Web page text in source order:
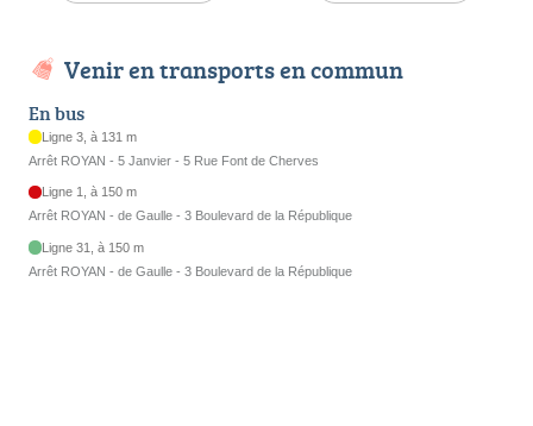
Venir en transports en commun
En bus
Ligne 3, à 131 m
Arrêt ROYAN - 5 Janvier - 5 Rue Font de Cherves
Ligne 1, à 150 m
Arrêt ROYAN - de Gaulle - 3 Boulevard de la République
Ligne 31, à 150 m
Arrêt ROYAN - de Gaulle - 3 Boulevard de la République